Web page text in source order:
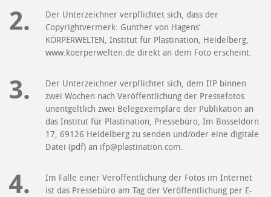
Der Unterzeichner verpflichtet sich, dass der
Copyrightvermerk: Gunther von Hagens‘
KÖRPERWELTEN, Institut für Plastination, Heidelberg,
www.koerperwelten.de direkt an dem Foto erscheint.
Der Unterzeichner verpflichtet sich, dem IfP binnen
zwei Wochen nach Veröffentlichung der Pressefotos
unentgeltlich zwei Belegexemplare der Publikation an
das Institut für Plastination, Pressebüro, Im Bosseldorn
17, 69126 Heidelberg zu senden und/oder eine digitale
Datei (pdf) an ifp@plastination.com.
Im Falle einer Veröffentlichung der Fotos im Internet
ist das Pressebüro am Tag der Veröffentlichung per E-